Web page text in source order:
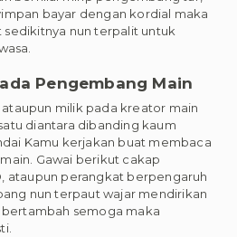
bayar dengan kordial maka
nun terpalit untuk
Pengembang Main
milik pada kreator main
diantara dibanding kaum
Kamu kerjakan buat membaca
Gawai berikut cakap
ataupun perangkat berpengaruh
nun terpaut wajar mendirikan
semoga maka